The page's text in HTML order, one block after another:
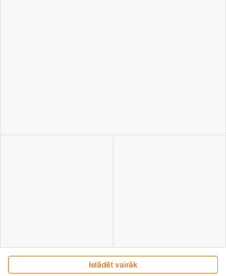
Ielādēt vairāk